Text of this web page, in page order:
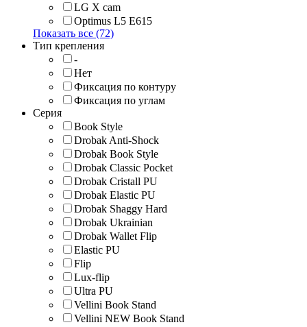
LG Х cam
Optimus L5 E615
Показать все (72)
Тип крепления
-
Нет
Фиксация по контуру
Фиксация по углам
Серия
Book Style
Drobak Anti-Shock
Drobak Book Style
Drobak Classic Pocket
Drobak Cristall PU
Drobak Elastic PU
Drobak Shaggy Hard
Drobak Ukrainian
Drobak Wallet Flip
Elastic PU
Flip
Lux-flip
Ultra PU
Vellini Book Stand
Vellini NEW Book Stand